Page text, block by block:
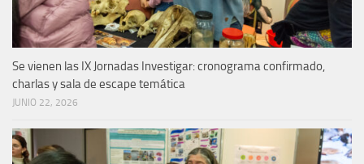
Se vienen las IX Jornadas Investigar: cronograma confirmado,
charlas y sala de escape temática
JUNIO 22, 2026